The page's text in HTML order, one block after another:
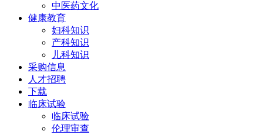
中医药文化
健康教育
妇科知识
产科知识
儿科知识
采购信息
人才招聘
下载
临床试验
临床试验
伦理审查